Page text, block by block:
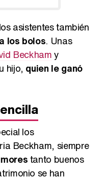
asistentes también
los bolos. Unas
Beckhamy
hijo, quien le ganó
los
Beckham, siempre
tanto buenos
se han